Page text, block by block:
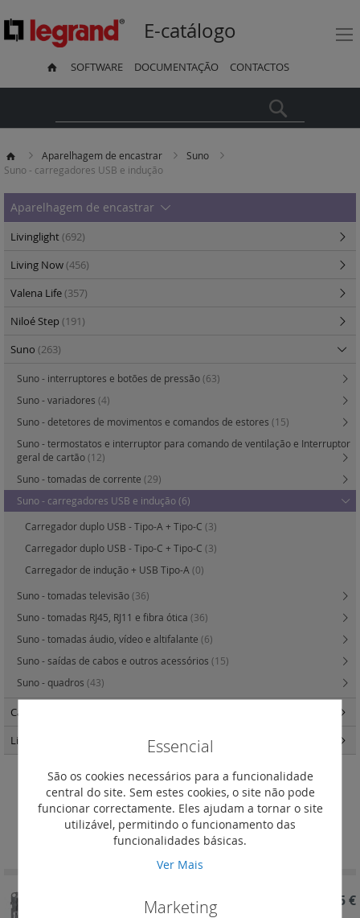
E-catálogo
SOFTWARE DOCUMENTAÇÃO CONTACTOS
Aparelhagem de encastrar
Suno
Suno - carregadores USB e indução
Suno - carregadores USB e indução
Ordenar por
Definir
REF. 721431 39,25 €
Aparelhagem de encastrar
Livinglight(692)
Living Now(456)
Valena Life(357)
Niloé Step(191)
Suno (263)
Suno - interruptores e botões de pressão(63)
Suno - variadores (4)
Suno - detetores de movimentos e comandos de estores (15)
Suno - termostatos e interruptor para comando de ventilação e Interruptor
geral de cartão(12)
Suno - tomadas de corrente (29)
Suno - carregadores USB e indução(6)
Carregador duplo USB - Tipo-A + Tipo-C (3)
Carregador duplo USB - Tipo-C + Tipo-C (3)
Carregador de indução + USB Tipo-A (0)
Suno - tomadas televisão(36)
Suno - tomadas RJ45, RJ11 e fibra ótica (36)
Suno - tomadas áudio, vídeo e altifalante (6)
Suno - saídas de cabos e outros acessórios (15)
Suno - quadros (43)
Caixas de encastrar Batibox
Light Now
Essencial
São os cookies necessários para a funcionalidade
central do site. Sem estes cookies, o site não pode
funcionar correctamente. Eles ajudam a tornar o site
utilizável, permitindo o funcionamento das
funcionalidades básicas.
Ver Mais
Marketing